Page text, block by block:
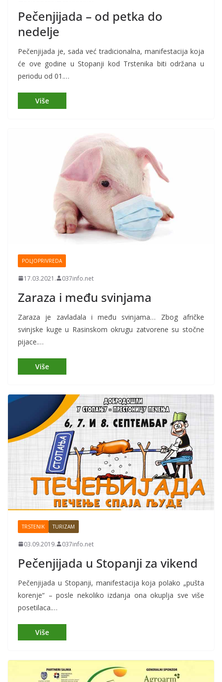
Pečenjijada – od petka do
nedelje
Pečenjijada je, sada već tradicionalna, manifestacija koja
će ove godine u Stopanji kod Trstenika biti održana u
periodu od 01.…
POLJOPRIVREDA
17.03.2021. 037info.net
Zaraza i među svinjama
Zaraza je zavladala i među svinjama… Zbog afričke
svinjske kuge u Rasinskom okrugu zatvorene su stočne
pijace.…
TRSTENIK TURIZAM
03.09.2019. 037info.net
Pečenjijada u Stopanji za vikend
Pečenjijada u Stopanji, manifestacija koja polako „pušta
korenje“ – posle nekoliko izdanja ona okuplja sve više
posetilaca.…